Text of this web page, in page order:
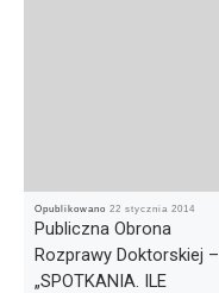
Opublikowano 22 stycznia 2014
Publiczna Obrona
Rozprawy Doktorskiej –
„SPOTKANIA. ILE